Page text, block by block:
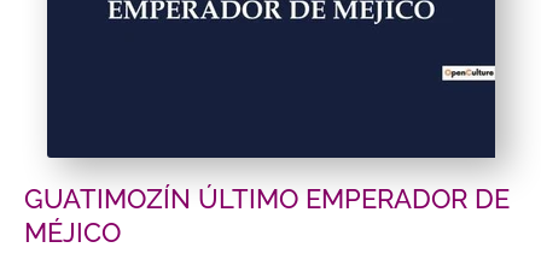
GUATIMOZÍN ÚLTIMO EMPERADOR DE
MÉJICO